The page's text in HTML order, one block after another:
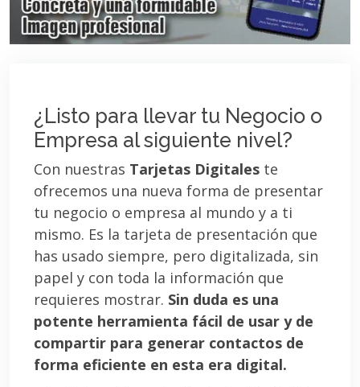
¿Listo para llevar tu Negocio o
Empresa al siguiente nivel?
Con nuestras Tarjetas Digitales te
ofrecemos una nueva forma de presentar
tu negocio o empresa al mundo y a ti
mismo. Es la tarjeta de presentación que
has usado siempre, pero digitalizada, sin
papel y con toda la información que
requieres mostrar. Sin duda es una
potente herramienta fácil de usar y de
compartir para generar contactos de
forma eficiente en esta era digital.